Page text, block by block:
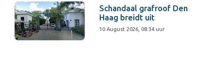
Schandaal grafroof Den
Haag breidt uit
10 August 2026, 08:34 uur